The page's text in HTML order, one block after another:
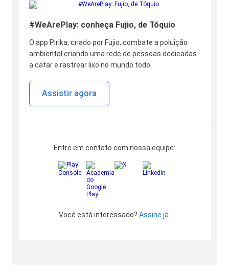
#WeArePlay: conheça Fujio, de Tóquio
O app Pirika, criado por Fujio, combate a poluição
ambiental criando uma rede de pessoas dedicadas
a catar e rastrear lixo no mundo todo.
Assistir agora
Entre em contato com nossa equipe:
Você está interessado? Assine já